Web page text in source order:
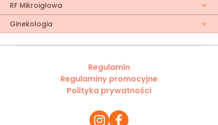
RF Mikroigłowa
Ginekologia
Regulamin
Regulaminy promocyjne
Polityka prywatności